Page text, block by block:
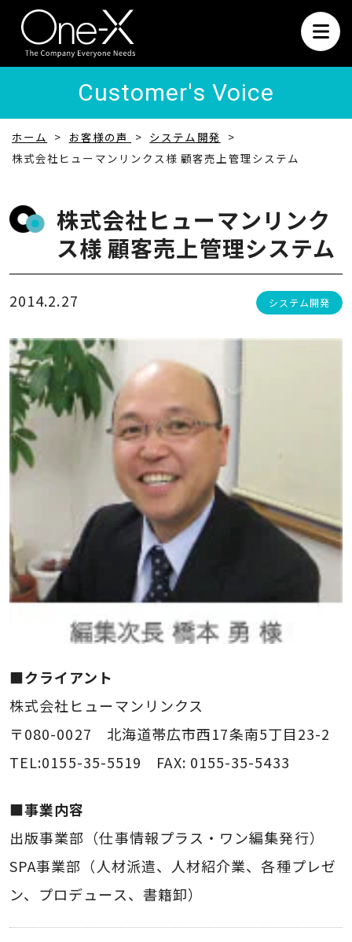
Customer's Voice
ホーム お客様の声
システム開発
株式会社ヒューマンリンクス様 顧客売上管理システム
株式会社ヒューマンリンク
ス様 顧客売上管理システム
2014.2.27 システム開発
■クライアント
株式会社ヒューマンリンクス
〒080-0027 北海道帯広市西17条南5丁目23-2
TEL:0155-35-5519 FAX: 0155-35-5433
■事業内容
出版事業部（仕事情報プラス・ワン編集発行）
SPA事業部（人材派遣、人材紹介業、各種プレゼ
ン、プロデュース、書籍卸）